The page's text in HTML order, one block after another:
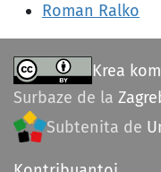
Roman Ralko
Krea
Surbaze de la
Subtenita de